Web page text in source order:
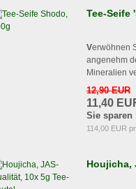
Tee-Seife
Verwöhnen
angenehm
Mineralien
12,90 EUR
11,40
Sie sparen
114,00 EUR
Houjicha,